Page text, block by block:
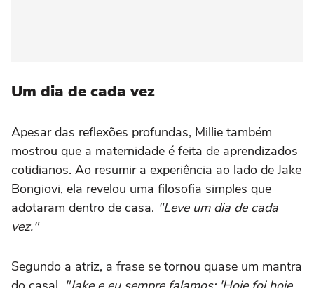
Um dia de cada vez
Apesar das reflexões profundas, Millie também
mostrou que a maternidade é feita de aprendizados
cotidianos. Ao resumir a experiência ao lado de Jake
Bongiovi, ela revelou uma filosofia simples que
adotaram dentro de casa. "Leve um dia de cada
vez."
Segundo a atriz, a frase se tornou quase um mantra